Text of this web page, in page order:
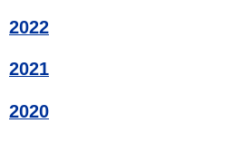
2022
2021
2020